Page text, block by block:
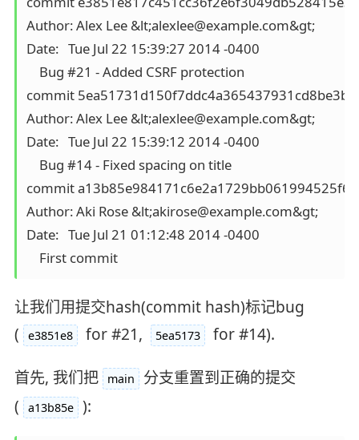
Author: Alex Lee &lt;alexlee@example.com&gt;
Date:   Tue Jul 22 15:39:27 2014 -0400
    Bug #21 - Added CSRF protection
commit
Author: Alex Lee &lt;alexlee@example.com&gt;
Date:   Tue Jul 22 15:39:12 2014 -0400
    Bug #14 - Fixed spacing on title
commit
Author: Aki Rose &lt;akirose@example.com&gt;
Date:   Tue Jul 21 01:12:48 2014 -0400
    First commit
让我们用提交hash(commit hash)标记bug
(
e3851e8 for #21, 5ea5173 for #14).
首先, 我们把 main
分支重置到正确的提交
(
a13b85e ):